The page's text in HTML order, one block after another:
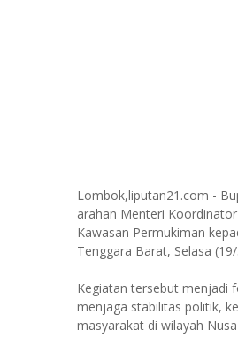
Lombok,liputan21.com -
arahan Menteri
Kawasan Permukiman
Tenggara Barat, Selasa
Kegiatan tersebut menjadi
menjaga stabilitas politik,
masyarakat di wilayah